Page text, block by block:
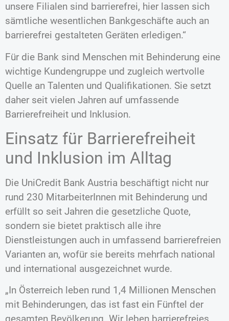
unsere Filialen sind barrierefrei, hier lassen sich
sämtliche wesentlichen Bankgeschäfte auch an
barrierefrei gestalteten Geräten erledigen.“
Für die Bank sind Menschen mit Behinderung eine
wichtige Kundengruppe und zugleich wertvolle
Quelle an Talenten und Qualifikationen. Sie setzt
daher seit vielen Jahren auf umfassende
Barrierefreiheit und Inklusion.
Einsatz für Barrierefreiheit
und Inklusion im Alltag
Die UniCredit Bank Austria beschäftigt nicht nur
rund 230 MitarbeiterInnen mit Behinderung und
erfüllt so seit Jahren die gesetzliche Quote,
sondern sie bietet praktisch alle ihre
Dienstleistungen auch in umfassend barrierefreien
Varianten an, wofür sie bereits mehrfach national
und international ausgezeichnet wurde.
„In Österreich leben rund 1,4 Millionen Menschen
mit Behinderungen, das ist fast ein Fünftel der